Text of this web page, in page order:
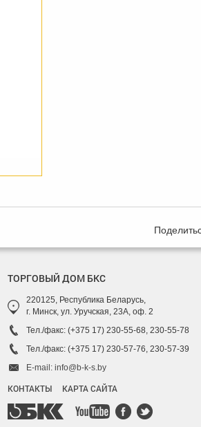
ТОРГОВЫЙ ДОМ БКС
220125, Республика Беларусь,
г. Минск, ул. Уручская, 23А, оф. 2
Тел./факс: (+375 17) 230-55-68, 230-55-78
Тел./факс: (+375 17) 230-57-76, 230-57-39
E-mail: info@b-k-s.by
КОНТАКТЫ КАРТА САЙТА